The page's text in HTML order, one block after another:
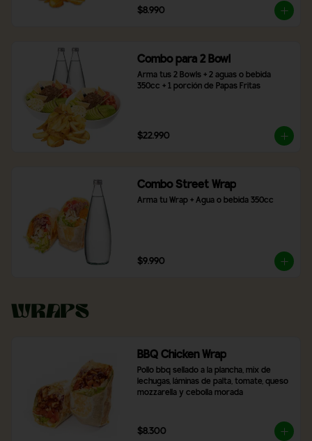
$8.990
Combo para 2 Bowl
Arma tus 2 Bowls + 2 aguas o bebida
350cc + 1 porción de Papas Fritas
$22.990
Combo Street Wrap
Arma tu Wrap + Agua o bebida 350cc
$9.990
Wraps
BBQ Chicken Wrap
Pollo bbq sellado a la plancha, mix de
lechugas, láminas de palta, tomate, queso
mozzarella y cebolla morada
$8.300